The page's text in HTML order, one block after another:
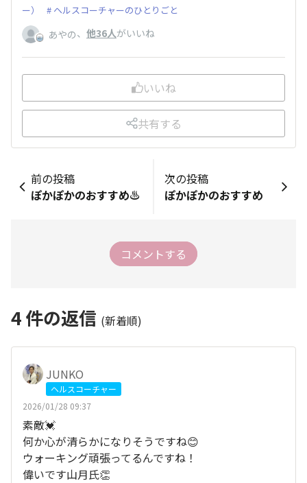
ー） ヘルスコーチャーのひとりごと
あやの、 他36人がいいね
いいね
共有する
前の投稿
ぽかぽかのおすすめ♨️
次の投稿
ぽかぽかのおすすめ
コメントする
4件の返信 (新着順)
JUNKO
ヘルスコーチャー
2026/01/28 09:37
素敵💓
何か心が清らかになりそうですね😊
ウォーキング頑張ってるんですね！
偉いです山月氏👏